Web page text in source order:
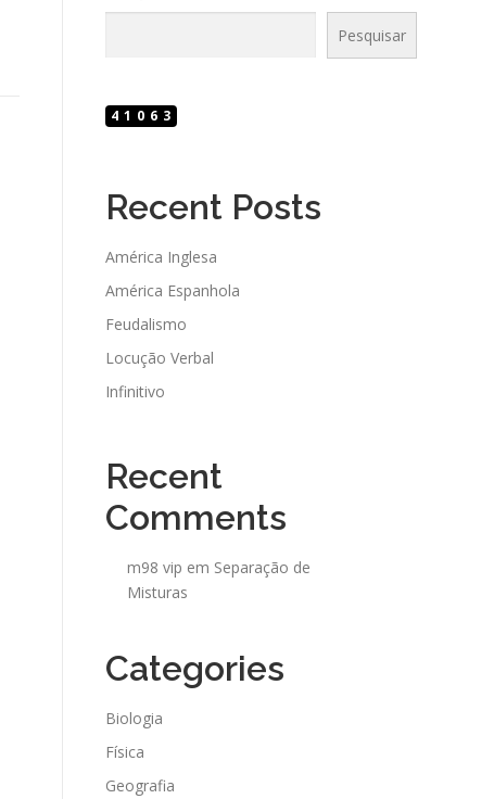
Pesquisar
41063
Recent Posts
América Inglesa
América Espanhola
Feudalismo
Locução Verbal
Infinitivo
Recent
Comments
m98 vip em Separação de
Misturas
Categories
Biologia
Física
Geografia